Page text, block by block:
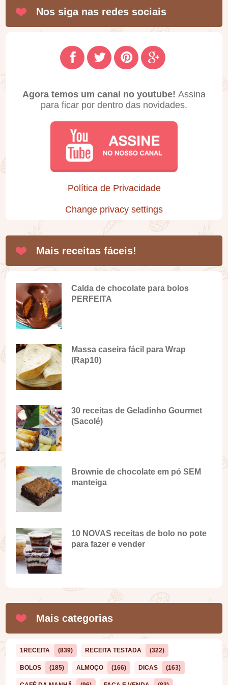
Nos siga nas redes sociais
Agora temos um canal no youtube! Assina
para ficar por dentro das novidades.
Política de Privacidade
Change privacy settings
Mais receitas fáceis!
Calda de chocolate para bolos
PERFEITA
Massa caseira fácil para Wrap
(Rap10)
30 receitas de Geladinho Gourmet
(Sacolé)
Brownie de chocolate em pó SEM
manteiga
10 NOVAS receitas de bolo no pote
para fazer e vender
Mais categorias
1RECEITA (839) RECEITA TESTADA (322)
BOLOS (185) ALMOÇO (166) DICAS (163)